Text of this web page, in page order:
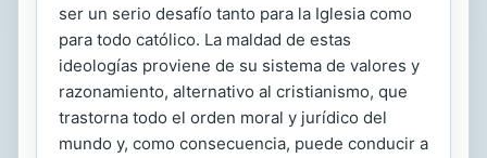
ser un serio desafío tanto para la Iglesia como
para todo católico. La maldad de estas
ideologías proviene de su sistema de valores y
razonamiento, alternativo al cristianismo, que
trastorna todo el orden moral y jurídico del
mundo y, como consecuencia, puede conducir a